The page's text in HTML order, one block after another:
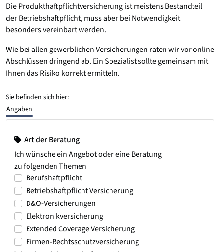
Die Produkthaftpflicht­versicherung ist meistens Bestandteil
der Betriebshaftpflicht, muss aber bei Notwendigkeit
besonders vereinbart werden.
Wie bei allen gewerblichen Versicherungen raten wir vor online
Abschlüssen dringend ab. Ein Spezialist sollte gemeinsam mit
Ihnen das Risiko korrekt ermitteln.
Sie befinden sich hier:
Angaben
Art der Beratung
Ich wünsche ein Angebot oder eine Beratung
zu folgenden Themen
Berufshaftpflicht
Betriebshaftpflicht Versicherung
D&O-Versicherungen
Elektronikversicherung
Extended Coverage Versicherung
Firmen-Rechtsschutzversicherung